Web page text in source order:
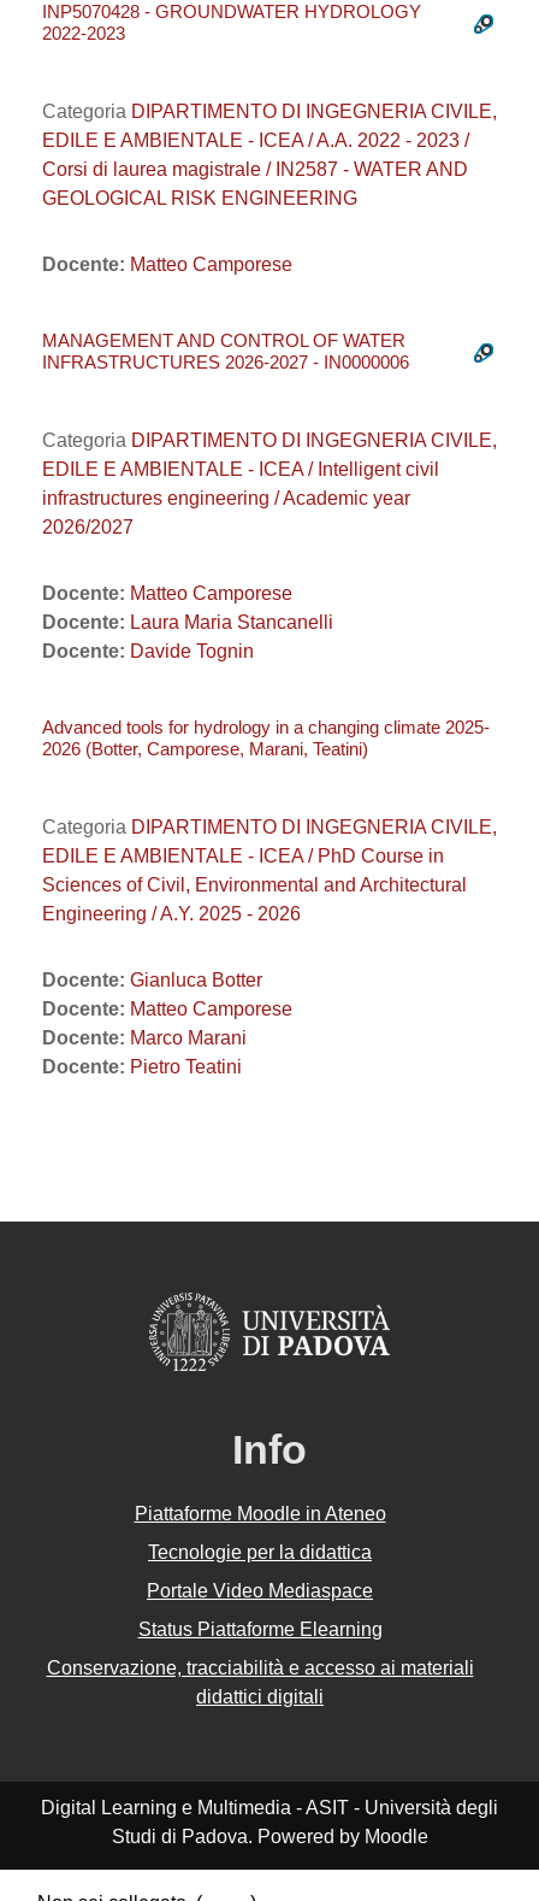
INP5070428 - GROUNDWATER HYDROLOGY
2022-2023
Categoria DIPARTIMENTO DI INGEGNERIA CIVILE,
EDILE E AMBIENTALE - ICEA / A.A. 2022 - 2023 /
Corsi di laurea magistrale / IN2587 - WATER AND
GEOLOGICAL RISK ENGINEERING
Docente: Matteo Camporese
MANAGEMENT AND CONTROL OF WATER
INFRASTRUCTURES 2026-2027 - IN0000006
Categoria DIPARTIMENTO DI INGEGNERIA CIVILE,
EDILE E AMBIENTALE - ICEA / Intelligent civil
infrastructures engineering / Academic year
2026/2027
Docente: Matteo Camporese
Docente: Laura Maria Stancanelli
Docente: Davide Tognin
Advanced tools for hydrology in a changing climate 2025-
2026 (Botter, Camporese, Marani, Teatini)
Categoria DIPARTIMENTO DI INGEGNERIA CIVILE,
EDILE E AMBIENTALE - ICEA / PhD Course in
Sciences of Civil, Environmental and Architectural
Engineering / A.Y. 2025 - 2026
Docente: Gianluca Botter
Docente: Matteo Camporese
Docente: Marco Marani
Docente: Pietro Teatini
Info
Piattaforme Moodle in Ateneo
Tecnologie per la didattica
Portale Video Mediaspace
Status Piattaforme Elearning
Conservazione, tracciabilità e accesso ai materiali
didattici digitali
Digital Learning e Multimedia - ASIT - Università degli
Studi di Padova. Powered by Moodle